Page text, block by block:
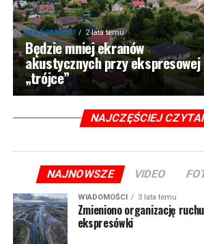
WIADOMOŚCI 2 lata temu
Będzie mniej ekranów
akustycznych przy ekspresowej
„trójce”
NAJCZĘŚCIEJ
NAJNOWSZE VIDEO
WIADOMOŚCI 3 lata temu
Zmieniono organizację
ekspresówki